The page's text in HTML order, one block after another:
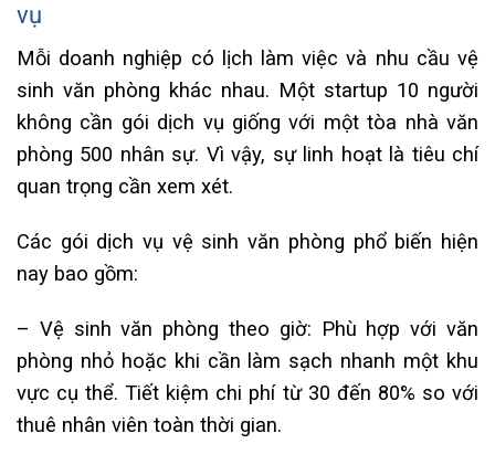
vụ
Mỗi doanh nghiệp có lịch làm việc và nhu cầu vệ
sinh văn phòng khác nhau. Một startup 10 người
không cần gói dịch vụ giống với một tòa nhà văn
phòng 500 nhân sự. Vì vậy, sự linh hoạt là tiêu chí
quan trọng cần xem xét.
Các gói dịch vụ vệ sinh văn phòng phổ biến hiện
nay bao gồm:
– Vệ sinh văn phòng theo giờ: Phù hợp với văn
phòng nhỏ hoặc khi cần làm sạch nhanh một khu
vực cụ thể. Tiết kiệm chi phí từ 30 đến 80% so với
thuê nhân viên toàn thời gian.